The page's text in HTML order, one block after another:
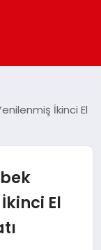
İkinci El
El